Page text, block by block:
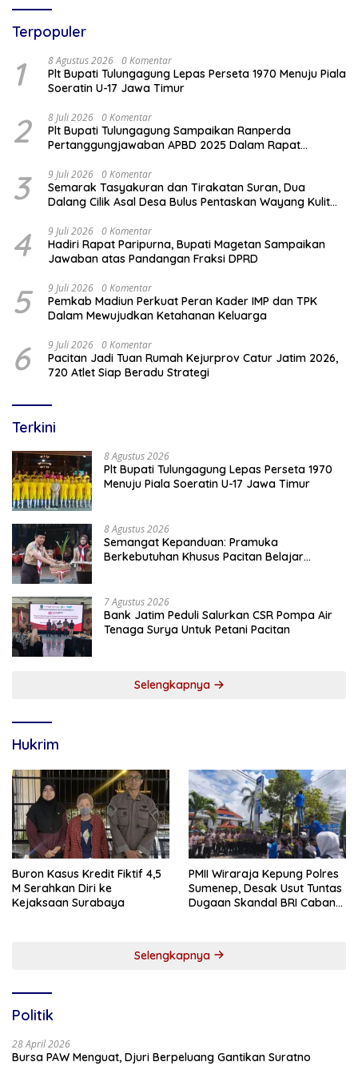
Terpopuler
1 8 Agustus 2026 0 Komentar
Plt Bupati Tulungagung Lepas Perseta 1970 Menuju Piala
Soeratin U-17 Jawa Timur
2 8 Juli 2026 0 Komentar
Plt Bupati Tulungagung Sampaikan Ranperda
Pertanggungjawaban APBD 2025 Dalam Rapat
3 9 Juli 2026 0 Komentar
Semarak Tasyakuran dan Tirakatan Suran, Dua
Dalang Cilik Asal Desa Bulus Pentaskan Wayang Kulit
4 9 Juli 2026 0 Komentar
Hadiri Rapat Paripurna, Bupati Magetan Sampaikan
Jawaban atas Pandangan Fraksi DPRD
5 9 Juli 2026 0 Komentar
Pemkab Madiun Perkuat Peran Kader IMP dan TPK
Dalam Mewujudkan Ketahanan Keluarga
6 9 Juli 2026 0 Komentar
Pacitan Jadi Tuan Rumah Kejurprov Catur Jatim 2026,
720 Atlet Siap Beradu Strategi
Terkini
8 Agustus 2026
Plt Bupati Tulungagung Lepas Perseta 1970
Menuju Piala Soeratin U-17 Jawa Timur
8 Agustus 2026
Semangat Kepanduan: Pramuka
Berkebutuhan Khusus Pacitan Belajar
7 Agustus 2026
Bank Jatim Peduli Salurkan CSR Pompa Air
Tenaga Surya Untuk Petani Pacitan
Selengkapnya
Hukrim
Buron Kasus Kredit Fiktif 4,5
M Serahkan Diri ke
Kejaksaan Surabaya
PMII Wiraraja Kepung Polres
Sumenep, Desak Usut Tuntas
Dugaan Skandal BRI Cabang
Selengkapnya
Politik
28 April 2026
Bursa PAW Menguat, Djuri Berpeluang Gantikan Suratno